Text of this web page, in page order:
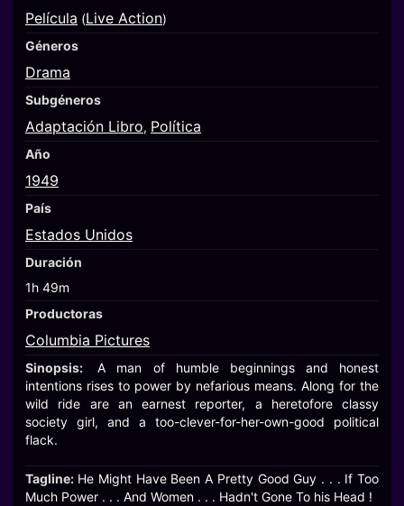
Película (Live Action)
Géneros
Drama
Subgéneros
Adaptación Libro, Política
Año
1949
País
Estados Unidos
Duración
1h 49m
Productoras
Columbia Pictures
Sinopsis:
A man of humble beginnings and honest
intentions rises to power by nefarious means. Along for the
wild ride are an earnest reporter, a heretofore classy
society girl, and a too-clever-for-her-own-good political
flack.
Tagline: He Might Have Been A Pretty Good Guy . . . If Too
Much Power . . . And Women . . . Hadn't Gone To his Head !